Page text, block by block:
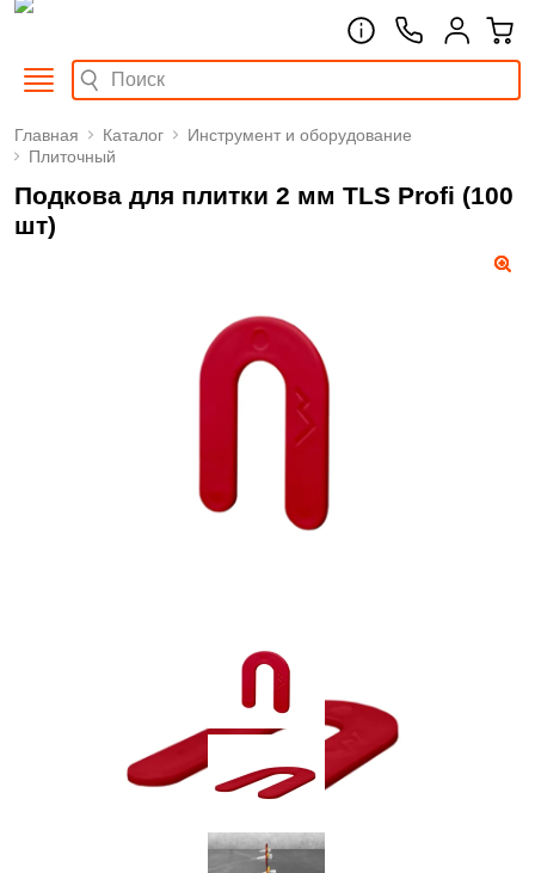
Главная Каталог
Инструмент и оборудование
Плиточный
Подкова для плитки 2 мм TLS Profi (100
шт)